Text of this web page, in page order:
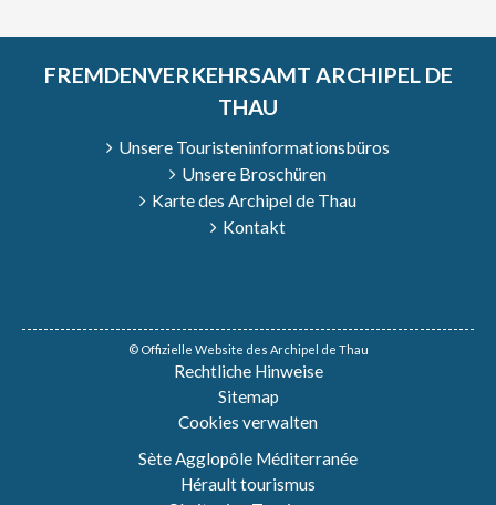
FREMDENVERKEHRSAMT ARCHIPEL DE
THAU
Unsere Touristeninformationsbüros
Unsere Broschüren
Karte des Archipel de Thau
Kontakt
© Offizielle Website des Archipel de Thau
Rechtliche Hinweise
Sitemap
Cookies verwalten
Sète Agglopôle Méditerranée
Hérault tourismus